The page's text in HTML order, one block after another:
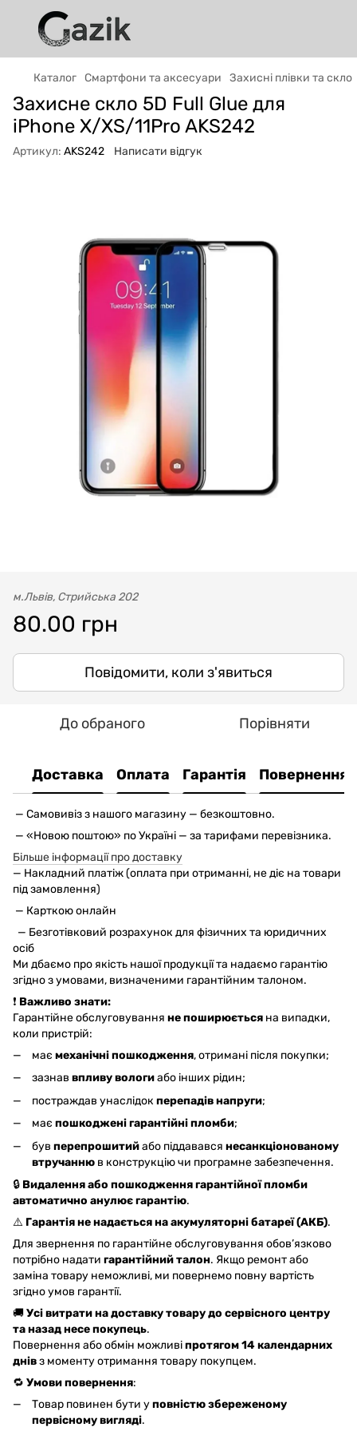
Каталог Смартфони та аксесуари Захисні плівки та скло
Захисне скло 5D Full Glue для
iPhone X/XS/11Pro AKS242
Артикул: AKS242 Написати відгук
м.Львів, Стрийська 202
80.00 грн
Повідомити, коли з'явиться
До обраного Порівняти
Доставка Оплата Гарантія Повернення
— Самовивіз з нашого магазину — безкоштовно.
— «Новою поштою» по Україні — за тарифами перевізника.
Більше інформації про доставку
— Накладний платіж (оплата при отриманні, не діє на товари
під замовлення)
— Карткою онлайн
— Безготівковий розрахунок для фізичних та юридичних
осіб
Ми дбаємо про якість нашої продукції та надаємо гарантію
згідно з умовами, визначеними гарантійним талоном.
❗ Важливо знати:
Гарантійне обслуговування не поширюється на випадки,
коли пристрій:
має механічні пошкодження, отримані після покупки;
зазнав впливу вологиабо інших рідин;
постраждав унаслідок перепадів напруги;
має пошкоджені гарантійні пломби;
був перепрошитийабо піддавався несанкціонованому
втручанню в конструкцію чи програмне забезпечення.
🔒 Видалення або пошкодження гарантійної пломби
автоматично анулює гарантію.
⚠️ Гарантія не надається на акумуляторні батареї (АКБ).
Для звернення по гарантійне обслуговування обов’язково
потрібно надати гарантійний талон. Якщо ремонт або
заміна товару неможливі, ми повернемо повну вартість
згідно умов гарантії.
🚚Усі витрати на доставку товару до сервісного центру
та назад несе покупець.
Повернення або обмін можливіпротягом 14 календарних
днівз моменту отримання товару покупцем.
🔁 Умови повернення:
Товар повинен бути уповністю збереженому
первісному вигляді.
GAZIK AI
Онлайн · пошук техніки